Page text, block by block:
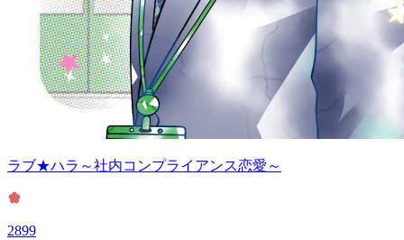
ラブ★ハラ～社内コンプライアンス恋愛～
2899